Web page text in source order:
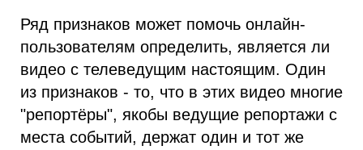
Ряд признаков может помочь онлайн-
пользователям определить, является ли
видео с телеведущим настоящим. Один
из признаков - то, что в этих видео многие
"репортёры", якобы ведущие репортажи с
места событий, держат один и тот же